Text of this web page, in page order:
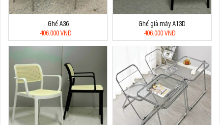
Ghế A36
406.000 VNĐ
Ghế giả mây A13D
406.000 VNĐ